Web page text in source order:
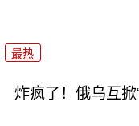
最热
炸疯了！俄乌互